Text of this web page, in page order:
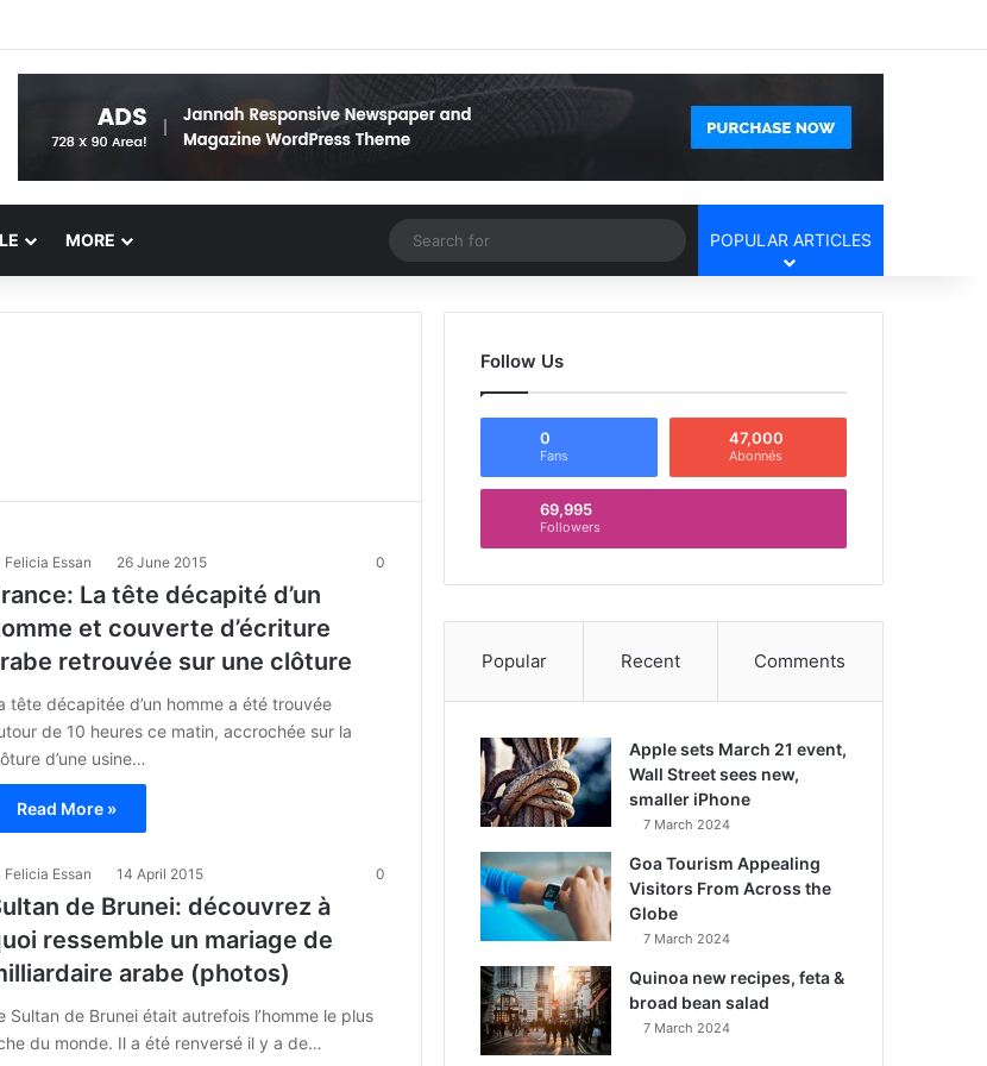
MORE Random Article
Search
for
POPULAR ARTICLES
Felicia Essan 26 June 2015 0
La tête décapité d’un
et couverte d’écriture
retrouvée sur une clôture
tête décapitée d’un homme a été trouvée
de 10 heures ce matin, accrochée sur la
d’une usine…
Read More »
Felicia Essan 14 April 2015 0
de Brunei: découvrez à
ressemble un mariage de
arabe (photos)
Sultan de Brunei était autrefois l’homme le plus
du monde. Il a été renversé il y a de…
Follow Us
0
Fans
47,000
Abonnés
69,995
Followers
Popular Recent Comments
Apple sets March 21 event,
Wall Street sees new,
smaller iPhone
7 March 2024
Goa Tourism Appealing
Visitors From Across the
Globe
7 March 2024
Quinoa new recipes, feta &
broad bean salad
7 March 2024